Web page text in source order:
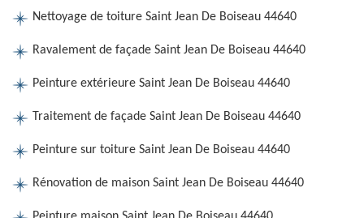
Nettoyage de toiture Saint Jean De Boiseau 44640
Ravalement de façade Saint Jean De Boiseau 44640
Peinture extérieure Saint Jean De Boiseau 44640
Traitement de façade Saint Jean De Boiseau 44640
Peinture sur toiture Saint Jean De Boiseau 44640
Rénovation de maison Saint Jean De Boiseau 44640